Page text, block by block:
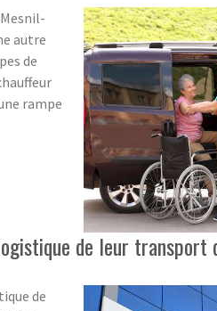
autre
de
rampe
de leur transport
de